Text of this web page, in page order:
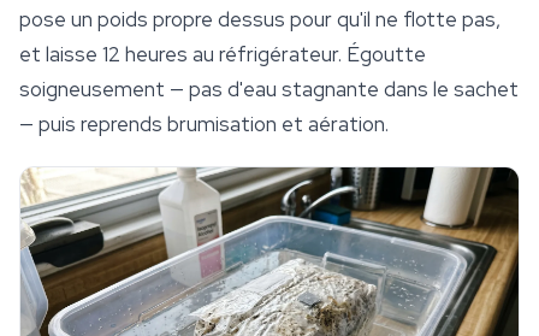
pose un poids propre dessus pour qu'il ne flotte pas,
et laisse 12 heures au réfrigérateur. Égoutte
soigneusement — pas d'eau stagnante dans le sachet
— puis reprends brumisation et aération.